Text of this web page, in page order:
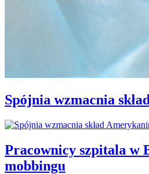
Spójnia wzmacnia
Pracownicy szpitala w
mobbingu